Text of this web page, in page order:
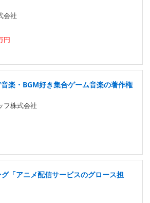
会社
円
楽・BGM好き集合ゲーム音楽の著作権
フ株式会社
「アニメ配信サービスのグロース担